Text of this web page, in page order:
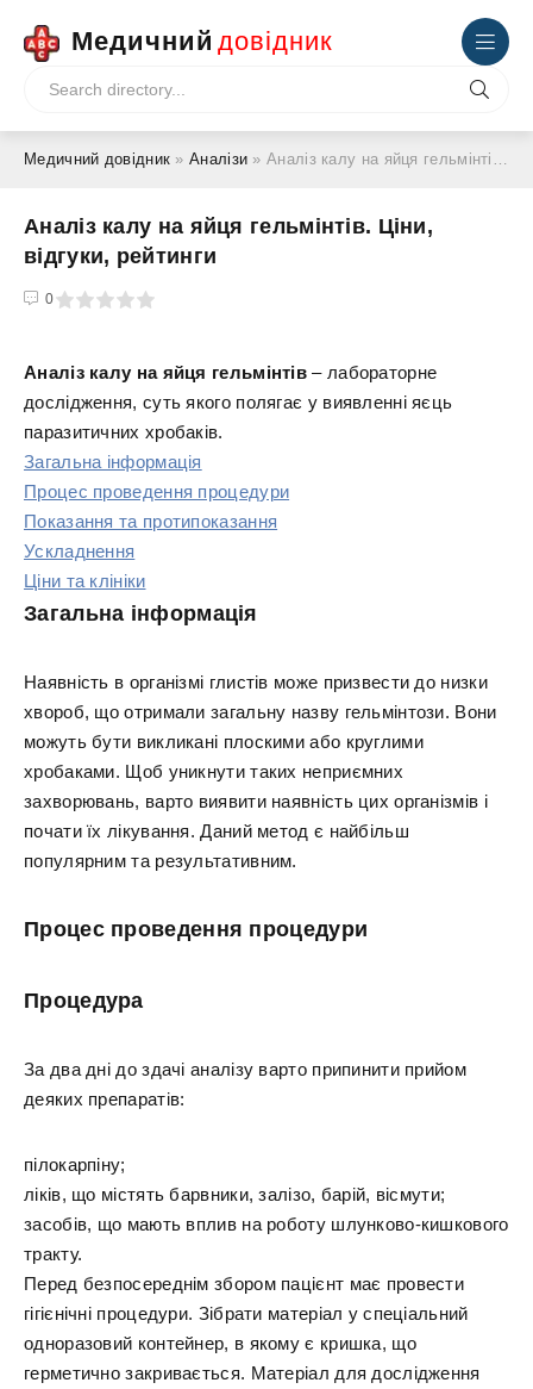
Медичний довідник
Медичний довідник »Аналізи » Аналіз калу на яйця гельмінтів. Ціни, відгуки, рейтинги
Аналіз калу на яйця гельмінтів. Ціни,
відгуки, рейтинги
0
5
Аналіз калу на яйця гельмінтів – лабораторне
дослідження, суть якого полягає у виявленні яєць
паразитичних хробаків.
Загальна інформація
Процес проведення процедури
Показання та протипоказання
Ускладнення
Ціни та клініки
Загальна інформація
Наявність в організмі глистів може призвести до низки
хвороб, що отримали загальну назву гельмінтози. Вони
можуть бути викликані плоскими або круглими
хробаками. Щоб уникнути таких неприємних
захворювань, варто виявити наявність цих організмів і
почати їх лікування. Даний метод є найбільш
популярним та результативним.
Процес проведення процедури
Процедура
За два дні до здачі аналізу варто припинити прийом
деяких препаратів:
пілокарпіну;
ліків, що містять барвники, залізо, барій, вісмути;
засобів, що мають вплив на роботу шлунково-кишкового
тракту.
Перед безпосереднім збором пацієнт має провести
гігієнічні процедури. Зібрати матеріал у спеціальний
одноразовий контейнер, в якому є кришка, що
герметично закривається. Матеріал для дослідження